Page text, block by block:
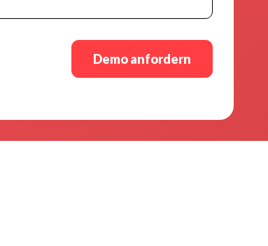
Demo anfordern